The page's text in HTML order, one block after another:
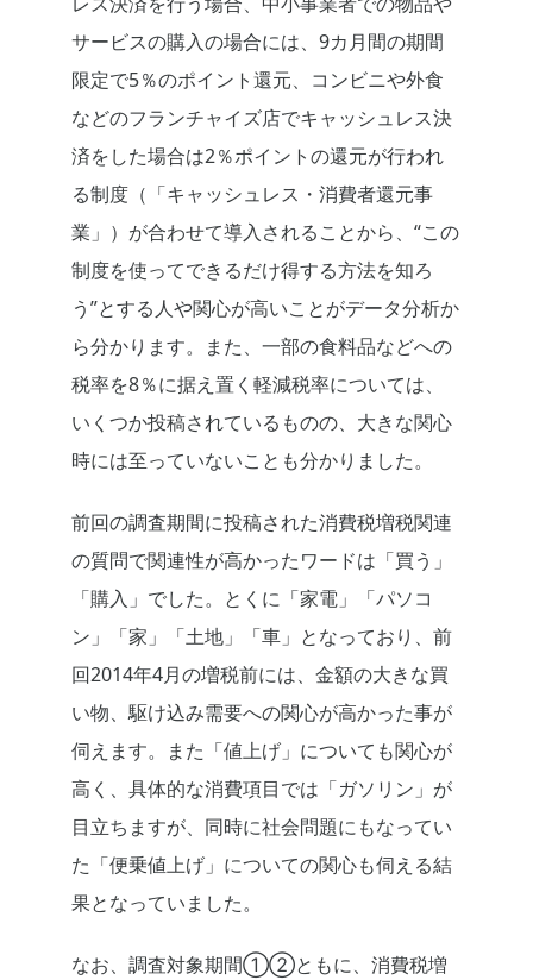
サービスの購入の場合には、9カ月間の期間
限定で5％のポイント還元、コンビニや外食
などのフランチャイズ店でキャッシュレス決
済をした場合は2％ポイントの還元が行われ
る制度（「キャッシュレス・消費者還元事
業」）が合わせて導入されることから、“この
制度を使ってできるだけ得する方法を知ろ
う”とする人や関心が高いことがデータ分析か
ら分かります。また、一部の食料品などへの
税率を8％に据え置く軽減税率については、
いくつか投稿されているものの、大きな関心
時には至っていないことも分かりました。
前回の調査期間に投稿された消費税増税関連
の質問で関連性が高かったワードは「買う」
「購入」でした。とくに「家電」「パソコ
ン」「家」「土地」「車」となっており、前
回2014年4月の増税前には、金額の大きな買
い物、駆け込み需要への関心が高かった事が
伺えます。また「値上げ」についても関心が
高く、具体的な消費項目では「ガソリン」が
目立ちますが、同時に社会問題にもなってい
た「便乗値上げ」についての関心も伺える結
果となっていました。
なお、調査対象期間①②ともに、消費税増